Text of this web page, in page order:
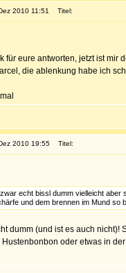
2010 11:51 Titel:
für eure antworten, jetzt ist mir
die ablenkung habe ich
2010 19:55 Titel:
echt bissl dumm vielleicht aber
und dem brennen im Mund so
dumm (und ist es auch
oder etwas in